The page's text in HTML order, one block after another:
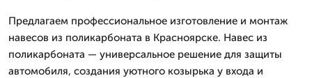
Предлагаем профессиональное изготовление и монтаж
навесов из поликарбоната в Красноярске. Навес из
поликарбоната — универсальное решение для защиты
автомобиля, создания уютного козырька у входа и